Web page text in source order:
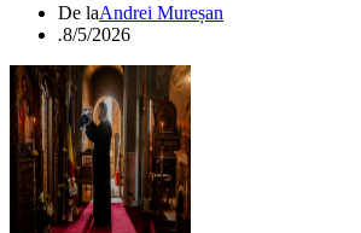
De laAndrei Mureșan
.8/5/2026